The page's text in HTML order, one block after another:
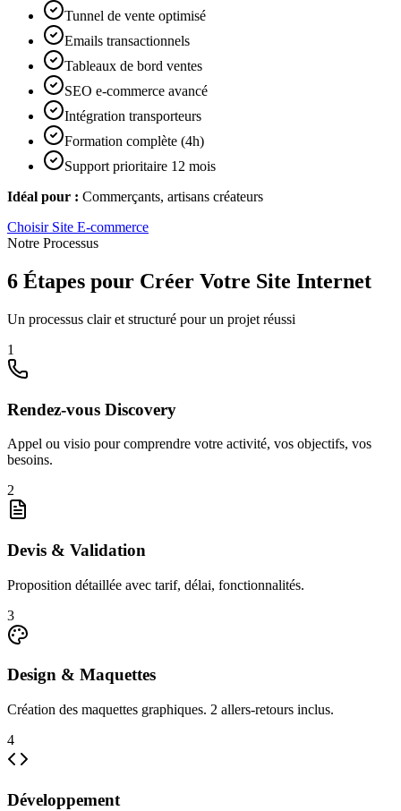
Tunnel de vente optimisé
Emails transactionnels
Tableaux de bord ventes
SEO e-commerce avancé
Intégration transporteurs
Formation complète (4h)
Support prioritaire 12 mois
Idéal pour : Commerçants, artisans créateurs
Choisir Site E-commerce
Notre Processus
6 Étapes pour Créer Votre Site Internet
Un processus clair et structuré pour un projet réussi
1
Rendez-vous Discovery
Appel ou visio pour comprendre votre activité, vos objectifs, vos
besoins.
2
Devis & Validation
Proposition détaillée avec tarif, délai, fonctionnalités.
3
Design & Maquettes
Création des maquettes graphiques. 2 allers-retours inclus.
4
Développement